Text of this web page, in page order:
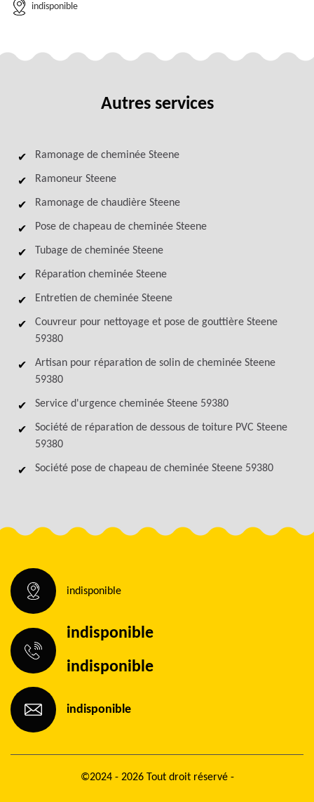
indisponible
Autres services
Ramonage de cheminée Steene
Ramoneur Steene
Ramonage de chaudière Steene
Pose de chapeau de cheminée Steene
Tubage de cheminée Steene
Réparation cheminée Steene
Entretien de cheminée Steene
Couvreur pour nettoyage et pose de gouttière Steene
59380
Artisan pour réparation de solin de cheminée Steene
59380
Service d'urgence cheminée Steene 59380
Société de réparation de dessous de toiture PVC Steene
59380
Société pose de chapeau de cheminée Steene 59380
indisponible
indisponible
indisponible
indisponible
©2024 - 2026 Tout droit réservé -